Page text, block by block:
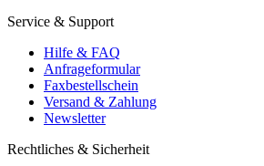
Service & Support
Hilfe & FAQ
Anfrageformular
Faxbestellschein
Versand & Zahlung
Newsletter
Rechtliches & Sicherheit